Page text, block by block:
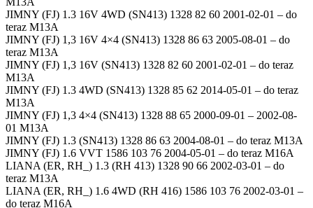
JIMNY (FJ) 1.3 16V 4WD (SN413) 1328 82 60 2001-02-01 – do
teraz M13A
JIMNY (FJ) 1,3 16V 4×4 (SN413) 1328 86 63 2005-08-01 – do
teraz M13A
JIMNY (FJ) 1,3 16V (SN413) 1328 82 60 2001-02-01 – do teraz
M13A
JIMNY (FJ) 1.3 4WD (SN413) 1328 85 62 2014-05-01 – do teraz
M13A
JIMNY (FJ) 1,3 4×4 (SN413) 1328 88 65 2000-09-01 – 2002-08-
01 M13A
JIMNY (FJ) 1.3 (SN413) 1328 86 63 2004-08-01 – do teraz M13A
JIMNY (FJ) 1.6 VVT 1586 103 76 2004-05-01 – do teraz M16A
LIANA (ER, RH_) 1.3 (RH 413) 1328 90 66 2002-03-01 – do
teraz M13A
LIANA (ER, RH_) 1.6 4WD (RH 416) 1586 103 76 2002-03-01 –
do teraz M16A